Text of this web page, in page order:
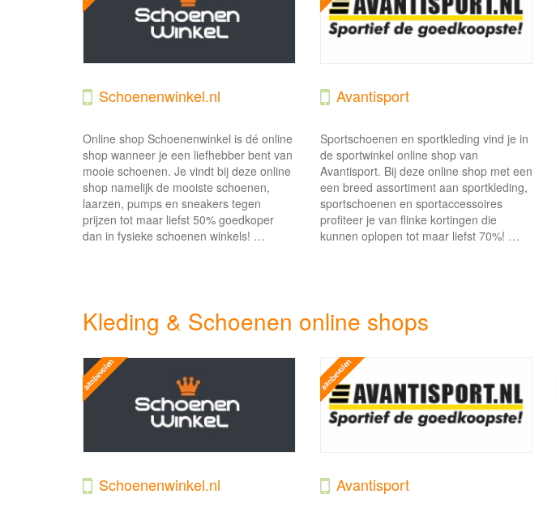
Schoenenwinkel.nl
Online shop Schoenenwinkel is dé online
shop wanneer je een liefhebber bent van
mooie schoenen. Je vindt bij deze online
shop namelijk de mooiste schoenen,
laarzen, pumps en sneakers tegen
prijzen tot maar liefst 50% goedkoper
dan in fysieke schoenen winkels! …
Avantisport
Sportschoenen en sportkleding vind je in
de sportwinkel online shop van
Avantisport. Bij deze online shop met een
een breed assortiment aan sportkleding,
sportschoenen en sportaccessoires
profiteer je van flinke kortingen die
kunnen oplopen tot maar liefst 70%! …
Kleding & Schoenen online shops
Schoenenwinkel.nl Avantisport